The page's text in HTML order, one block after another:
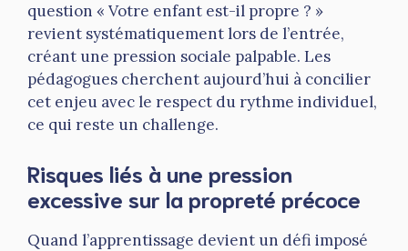
question « Votre enfant est-il propre ? »
revient systématiquement lors de l’entrée,
créant une pression sociale palpable. Les
pédagogues cherchent aujourd’hui à concilier
cet enjeu avec le respect du rythme individuel,
ce qui reste un challenge.
Risques liés à une pression
excessive sur la propreté précoce
Quand l’apprentissage devient un défi imposé